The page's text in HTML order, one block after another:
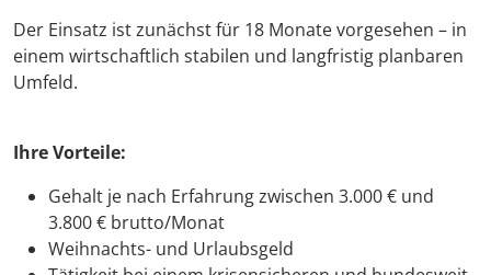
Der Einsatz ist zunächst für 18 Monate vorgesehen – in
einem wirtschaftlich stabilen und langfristig planbaren
Umfeld.
Ihre Vorteile:
Gehalt je nach Erfahrung zwischen 3.000 € und
3.800 € brutto/Monat
Weihnachts- und Urlaubsgeld